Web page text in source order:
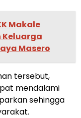
Makale
Keluarga
Masero
tersebut,
mendalami
sehingga